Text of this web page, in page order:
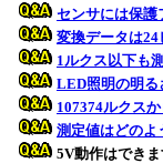
センサには保護
変換データは
1ルクス以下も
LED照明の明る
107374ルクスか
測定値はどのよ
5V動作はできま